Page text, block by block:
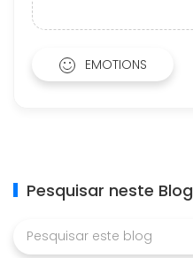
EMOTIONS
Pesquisar neste Blog